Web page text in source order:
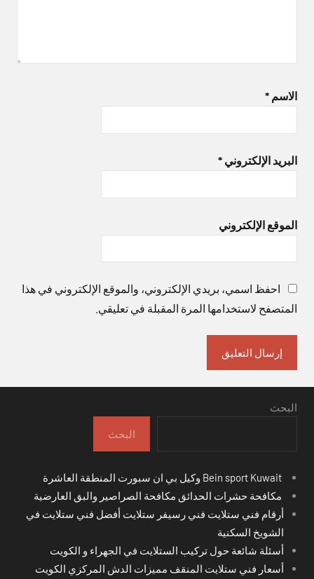
الاسم *
البريد الإلكتروني *
الموقع الإلكتروني
احفظ اسمي، بريدي الإلكتروني، والموقع الإلكتروني في هذا
المتصفح لاستخدامها المرة المقبلة في تعليقي.
البحث
البحث
مكافحة حشرات الحدائق مكافحة الصراصير والبق العارضية
أرقام فني ستلايت فني رسيفر ستلايت أفضل فني ستلايت في
الشويخ السكنية
أسئلة شائعة حول تركيب الستلايت في الجهراء و الكويت
أسعار فني ستلايت المنقف مميزات الدش المركزي الكويت